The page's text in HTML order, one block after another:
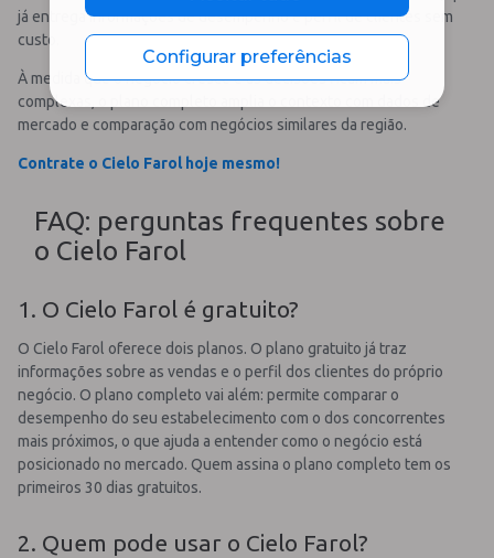
já entrega informações de desempenho e perfil de clientes sem
custo.
À medida que o negócio cresce e as decisões ficam mais
complexas, o plano completo amplia o contexto com dados de
mercado e comparação com negócios similares da região.
Contrate o Cielo Farol hoje mesmo!
FAQ: perguntas frequentes sobre
o Cielo Farol
1. O Cielo Farol é gratuito?
O Cielo Farol oferece dois planos. O plano gratuito já traz
informações sobre as vendas e o perfil dos clientes do próprio
negócio. O plano completo vai além: permite comparar o
desempenho do seu estabelecimento com o dos concorrentes
mais próximos, o que ajuda a entender como o negócio está
posicionado no mercado. Quem assina o plano completo tem os
primeiros 30 dias gratuitos.
2. Quem pode usar o Cielo Farol?
Configurar preferências